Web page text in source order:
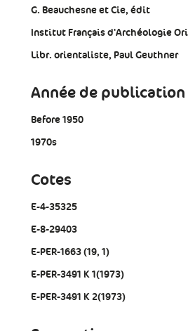
G. Beauchesne et Cie, édit
Institut Français d'Archéologie
Libr. orientaliste, Paul Geuthner
Année de publication
Before 1950
1970s
Cotes
E-4-35325
E-8-29403
E-PER-1663 (19, 1)
E-PER-3491 K 1(1973)
E-PER-3491 K 2(1973)